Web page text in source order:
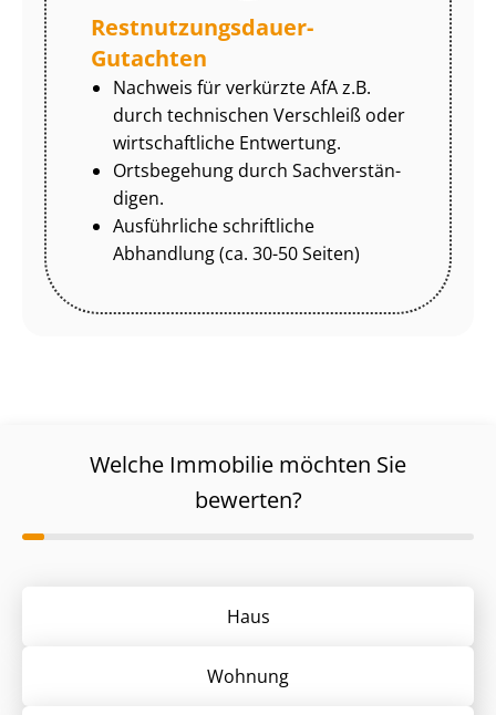
Rest­nut­zungs­dau­er-
Gutachten
Nachweis für verkürzte AfA z.B.
durch technischen Verschleiß oder
wirtschaftliche Entwertung.
Ortsbegehung durch Sach­ver­stän­
di­gen.
Ausführliche schriftliche
Abhandlung (ca. 30-50 Seiten)
Welche Immobilie möchten Sie
bewerten?
Haus
Wohnung